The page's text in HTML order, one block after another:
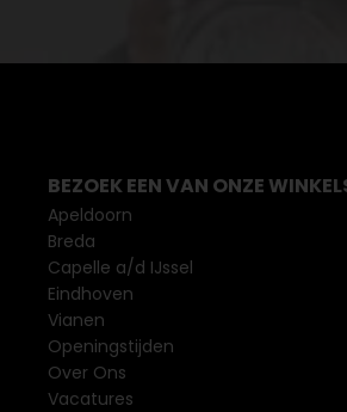
BEZOEK EEN VAN ONZE
Apeldoorn
Breda
Capelle a/d IJssel
Eindhoven
Vianen
Openingstijden
Over Ons
Vacatures